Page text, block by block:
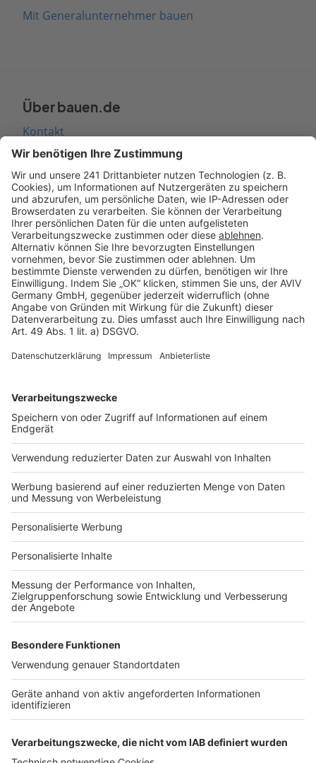
Mit Generalunternehmer bauen
Über bauen.de
Kontakt
Seitenaufbau
Barrierefreiheit
Cookie Einstellungen
Rechtliches
AGB-Übersicht
Datenschutz
Impressum
Services
Bauprojekt-Quiz
Häuser-Suche
Hausanbieter-Suche
Bauprojekt-Profil
Für Unternehmen
Ihre Baufirma auf bauen.de
Kostenloses Infogespräch